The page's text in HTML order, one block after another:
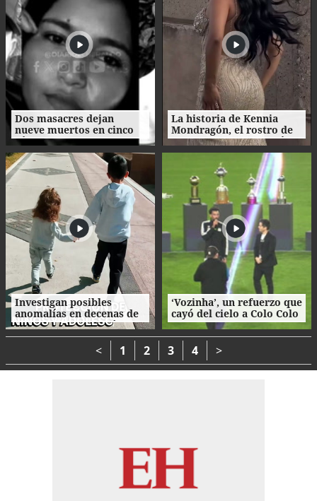
Dos masacres dejan
nueve muertos en cinco
días en el norte de
Honduras
La historia de Kennia
Mondragón, el rostro de
Miss Francisco Morazán
que busca la corona
Investigan posibles
anomalías en decenas de
procesos de adopción en
Honduras
‘Vozinha’, un refuerzo que
cayó del cielo a Colo Colo
como su camiseta en la
bienvenida
< 1 2 3 4 >